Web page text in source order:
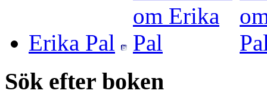
Erika Pal
Sök efter boken